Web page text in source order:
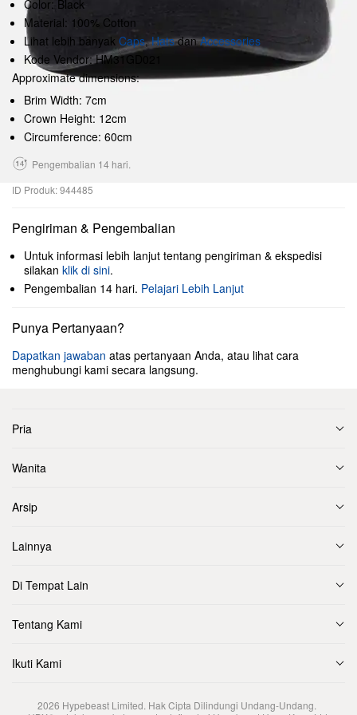
Color: Black
Material: 100% Cotton
Lihat lebih banyak Caps,HatsdanAccessories
Kode Vendor: HM31GD021
Approximate dimensions:
Brim Width: 7cm
Crown Height: 12cm
Circumference: 60cm
Pengembalian 14 hari.
ID Produk: 944485
Pengiriman & Pengembalian
Untuk informasi lebih lanjut tentang pengiriman & ekspedisi
silakan klik di sini.
Pengembalian 14 hari. Pelajari Lebih Lanjut
Punya Pertanyaan?
Dapatkan jawaban atas pertanyaan Anda, atau lihat cara
menghubungi kami secara langsung.
Pria
Wanita
Arsip
Lainnya
Di Tempat Lain
Tentang Kami
Ikuti Kami
2026 Hypebeast Limited. Hak Cipta Dilindungi Undang-Undang.